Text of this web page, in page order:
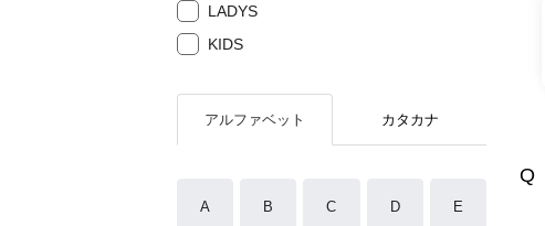
LADYS
KIDS
アルファベット カタカナ
A B C D E
Q